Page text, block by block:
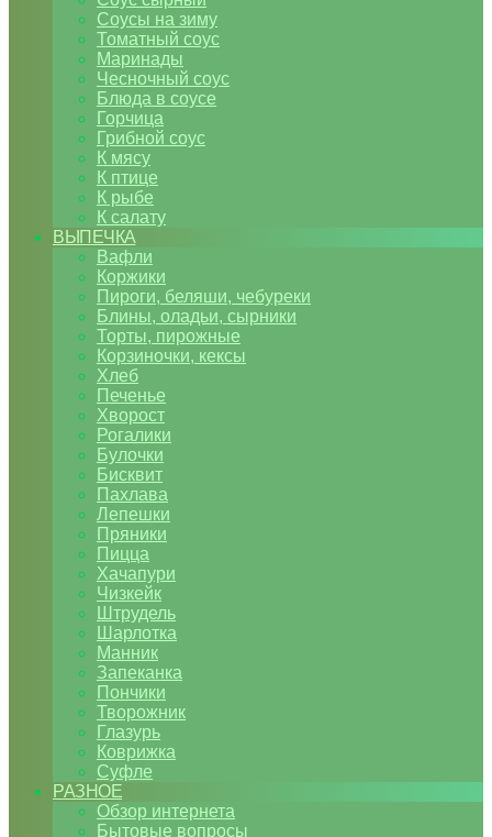
Соусы на зиму
Томатный соус
Маринады
Чесночный соус
Блюда в соусе
Горчица
Грибной соус
К мясу
К птице
К рыбе
К салату
ВЫПЕЧКА
Вафли
Коржики
Пироги, беляши, чебуреки
Блины, оладьи, сырники
Торты, пирожные
Корзиночки, кексы
Хлеб
Печенье
Хворост
Рогалики
Булочки
Бисквит
Пахлава
Лепешки
Пряники
Пицца
Хачапури
Чизкейк
Штрудель
Шарлотка
Манник
Запеканка
Пончики
Творожник
Глазурь
Коврижка
Суфле
РАЗНОЕ
Обзор интернета
Бытовые вопросы